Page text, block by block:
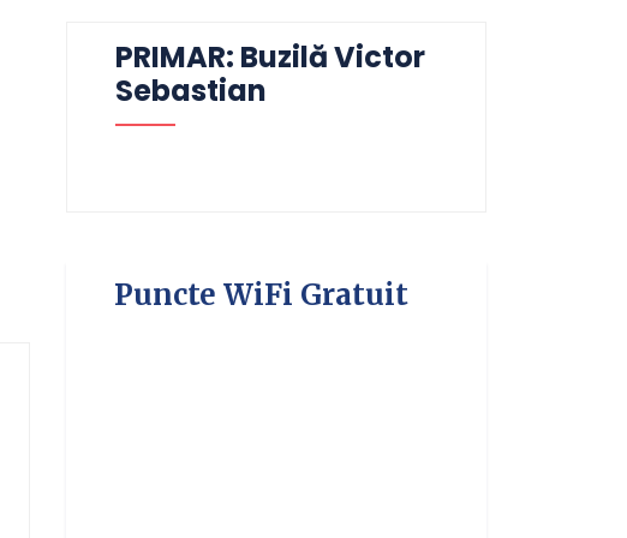
PRIMAR: Buzilă Victor
Sebastian
Puncte WiFi Gratuit